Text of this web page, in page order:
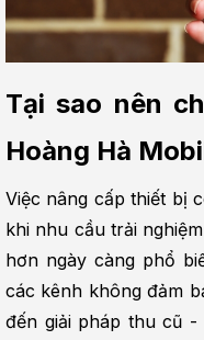
Tại sao nên
Hoàng Hà
Việc nâng cấp thiết bị
khi nhu cầu trải
hơn ngày càng phổ
các kênh không đảm
đến giải pháp thu cũ